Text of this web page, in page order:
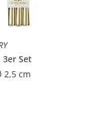
3er Set
2,5 cm